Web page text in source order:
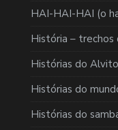
HAI-HAI-HAI (o
História – trechos
Histórias do Alvito
Histórias do
Histórias do